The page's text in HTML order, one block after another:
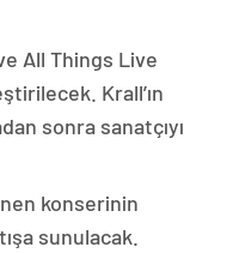
All Things Live
Krall’ın
sonra sanatçıyı
konserinin
sunulacak.